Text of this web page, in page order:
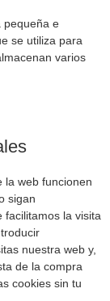
pequeña e
se utiliza para
varios
la web funcionen
sigan
facilitamos la visita
nuestra web y,
de la compra
cookies sin tu